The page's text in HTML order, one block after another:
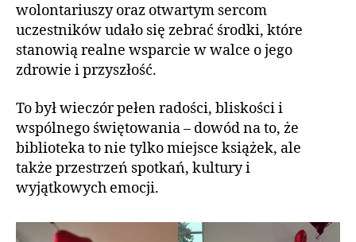
wolontariuszy oraz otwartym sercom
uczestników udało się zebrać środki, które
stanowią realne wsparcie w walce o jego
zdrowie i przyszłość.
To był wieczór pełen radości, bliskości i
wspólnego świętowania – dowód na to, że
biblioteka to nie tylko miejsce książek, ale
także przestrzeń spotkań, kultury i
wyjątkowych emocji.